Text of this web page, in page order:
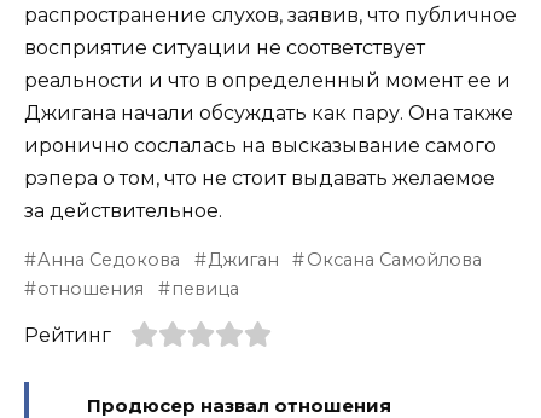
распространение слухов, заявив, что публичное
восприятие ситуации не соответствует
реальности и что в определенный момент ее и
Джигана начали обсуждать как пару. Она также
иронично сослалась на высказывание самого
рэпера о том, что не стоит выдавать желаемое
за действительное.
Анна Седокова Джиган
Оксана Самойлова
отношения
певица
Рейтинг
Продюсер назвал отношения